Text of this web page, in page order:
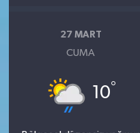
27 MART
CUMA
10°